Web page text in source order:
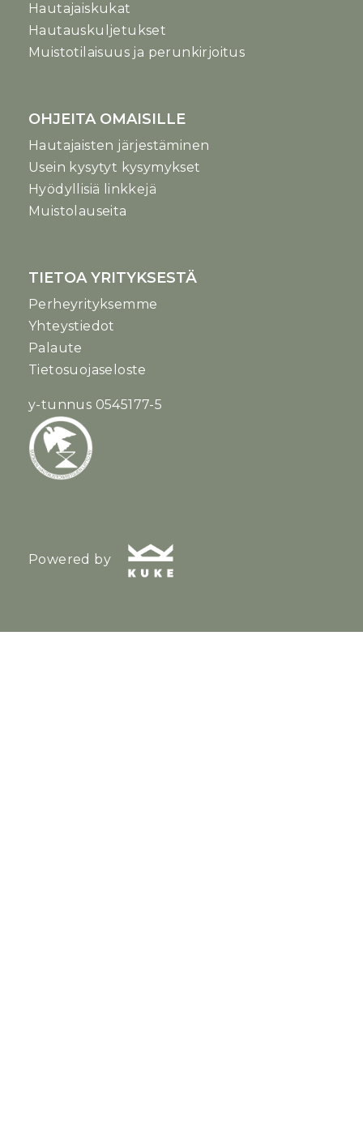
Hautajaiskukat
Hautauskuljetukset
Muistotilaisuus ja perunkirjoitus
OHJEITA OMAISILLE
Hautajaisten järjestäminen
Usein kysytyt kysymykset
Hyödyllisiä linkkejä
Muistolauseita
TIETOA YRITYKSESTÄ
Perheyrityksemme
Yhteystiedot
Palaute
Tietosuojaseloste
y-tunnus 0545177-5
Powered by